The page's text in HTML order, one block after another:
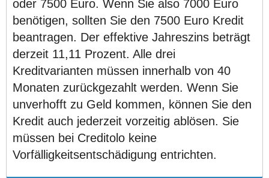
oder 7500 Euro. Wenn Sie also 7000 Euro
benötigen, sollten Sie den 7500 Euro Kredit
beantragen. Der effektive Jahreszins beträgt
derzeit 11,11 Prozent. Alle drei
Kreditvarianten müssen innerhalb von 40
Monaten zurückgezahlt werden. Wenn Sie
unverhofft zu Geld kommen, können Sie den
Kredit auch jederzeit vorzeitig ablösen. Sie
müssen bei Creditolo keine
Vorfälligkeitsentschädigung entrichten.